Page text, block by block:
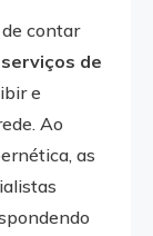
contar
serviços de
e
Ao
as